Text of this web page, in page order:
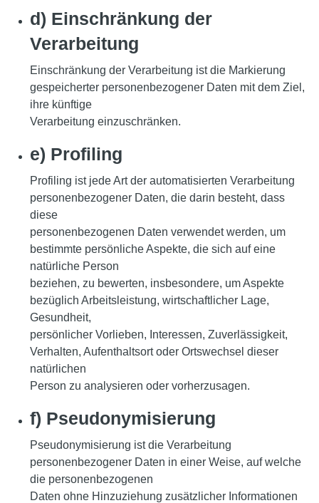
d) Einschränkung der
Verarbeitung
Einschränkung der Verarbeitung ist die Markierung
gespeicherter personenbezogener Daten mit dem Ziel,
ihre künftige
Verarbeitung einzuschränken.
e) Profiling
Profiling ist jede Art der automatisierten Verarbeitung
personenbezogener Daten, die darin besteht, dass
diese
personenbezogenen Daten verwendet werden, um
bestimmte persönliche Aspekte, die sich auf eine
natürliche Person
beziehen, zu bewerten, insbesondere, um Aspekte
bezüglich Arbeitsleistung, wirtschaftlicher Lage,
Gesundheit,
persönlicher Vorlieben, Interessen, Zuverlässigkeit,
Verhalten, Aufenthaltsort oder Ortswechsel dieser
natürlichen
Person zu analysieren oder vorherzusagen.
f) Pseudonymisierung
Pseudonymisierung ist die Verarbeitung
personenbezogener Daten in einer Weise, auf welche
die personenbezogenen
Daten ohne Hinzuziehung zusätzlicher Informationen